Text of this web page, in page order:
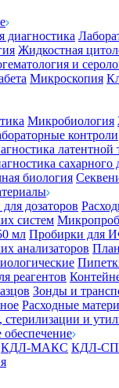
диагностика
Жидкостная
и
Микроскопия
Микробиология
контроли
латентной
сахарного
биология
дозаторов
систем
мл Пробирки для
анализаторов
реагентов
Зонды и
Расходные
стерилизации и
КДЛ-МАКС КДЛ-